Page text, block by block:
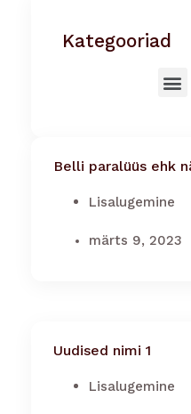
Kategooriad
Belli paralüüs ehk
Lisalugemine
märts 9, 2023
Uudised nimi 1
Lisalugemine